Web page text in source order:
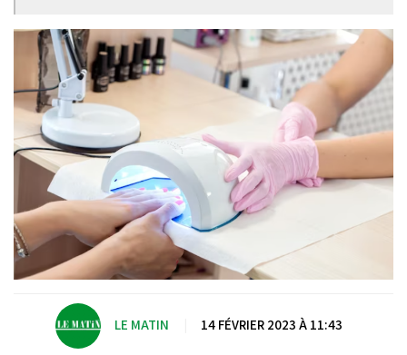
LE MATIN 14 FÉVRIER 2023 À 11:43